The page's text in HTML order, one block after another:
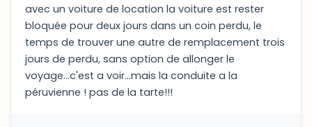
avec un voiture de location la voiture est rester
bloquée pour deux jours dans un coin perdu, le
temps de trouver une autre de remplacement trois
jours de perdu, sans option de allonger le
voyage...c'est a voir...mais la conduite a la
péruvienne ! pas de la tarte!!!